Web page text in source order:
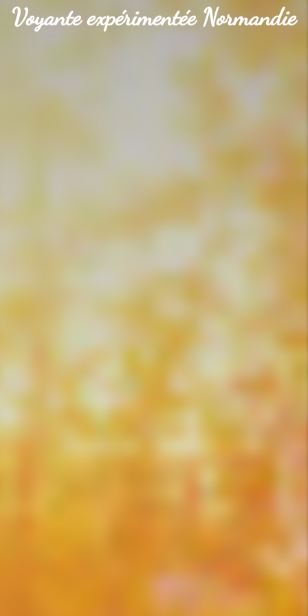
Voyante expérimentée Normandie